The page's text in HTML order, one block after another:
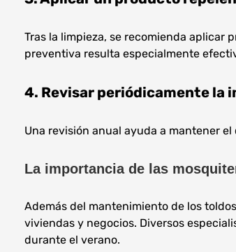
Tras la limpieza, se recomienda aplicar
preventiva resulta especialmente
4. Revisar periódicamente la
Una revisión anual ayuda a mantener
La importancia de las
Además del mantenimiento de los
viviendas y negocios. Diversos
durante el verano.